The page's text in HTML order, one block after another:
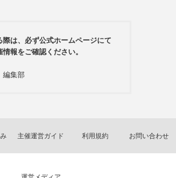
際は、必ず公式ホームページにて
報をご確認ください。
編集部
主催運営ガイド 利用規約 お問い合わせ